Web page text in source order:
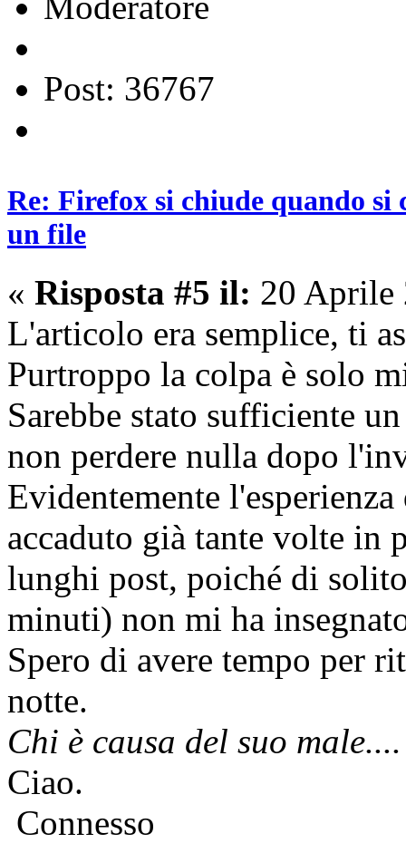
Post: 36767
Re: Firefox si chiude quando
un file
« Risposta #5 il: 20 Aprile
L'articolo era semplice, ti
Purtroppo la colpa è solo
Sarebbe stato sufficiente
non perdere nulla dopo
Evidentemente
accaduto già tante volte in
lunghi post, poiché di
minuti) non mi ha
Spero di avere tempo per
notte.
Chi è causa del suo male....
Ciao.
Connesso